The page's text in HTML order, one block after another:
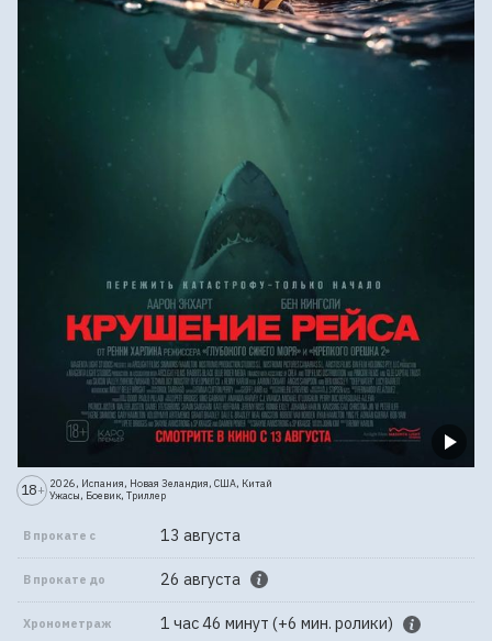
18+ 2026, Испания, Новая Зеландия, США, Китай
Ужасы, Боевик, Триллер
В прокате с 13 августа
В прокате до 26 августа
Хронометраж 1 час 46 минут (+6 мин. ролики)